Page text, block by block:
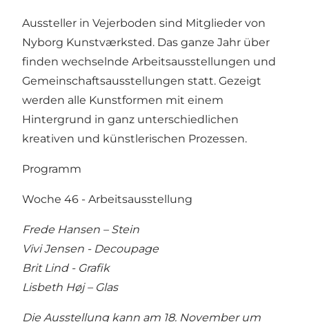
Aussteller in Vejerboden sind Mitglieder von
Nyborg Kunstværksted. Das ganze Jahr über
finden wechselnde Arbeitsausstellungen und
Gemeinschaftsausstellungen statt. Gezeigt
werden alle Kunstformen mit einem
Hintergrund in ganz unterschiedlichen
kreativen und künstlerischen Prozessen.
Programm
Woche 46 - Arbeitsausstellung
Frede Hansen – Stein
Vivi Jensen - Decoupage
Brit Lind - Grafik
Lisbeth Høj – Glas
Die Ausstellung kann am 18. November um